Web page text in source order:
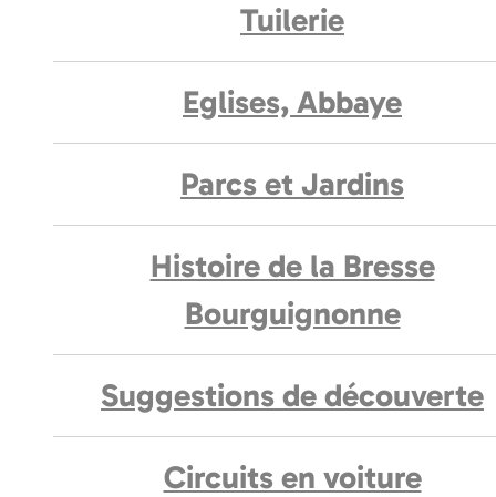
Tuilerie
Eglises, Abbaye
Parcs et Jardins
Histoire de la Bresse
Bourguignonne
Suggestions de découverte
Circuits en voiture